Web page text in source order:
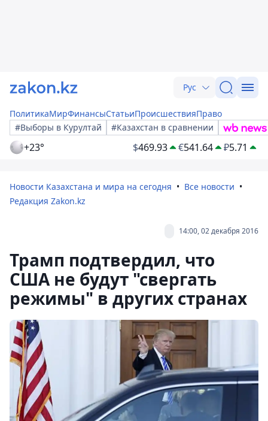
Рус
ПолитикаМирФинансыСтатьиПроисшествияПраво
#Выборы в Курултай
#Казахстан в сравнении
+23° $469.93 €541.64 ₽5.71
Новости Казахстана и мира на сегодня
Все новости
Редакция Zakon.kz
14:00, 02 декабря 2016
Трамп подтвердил, что
США не будут "свергать
режимы" в других странах